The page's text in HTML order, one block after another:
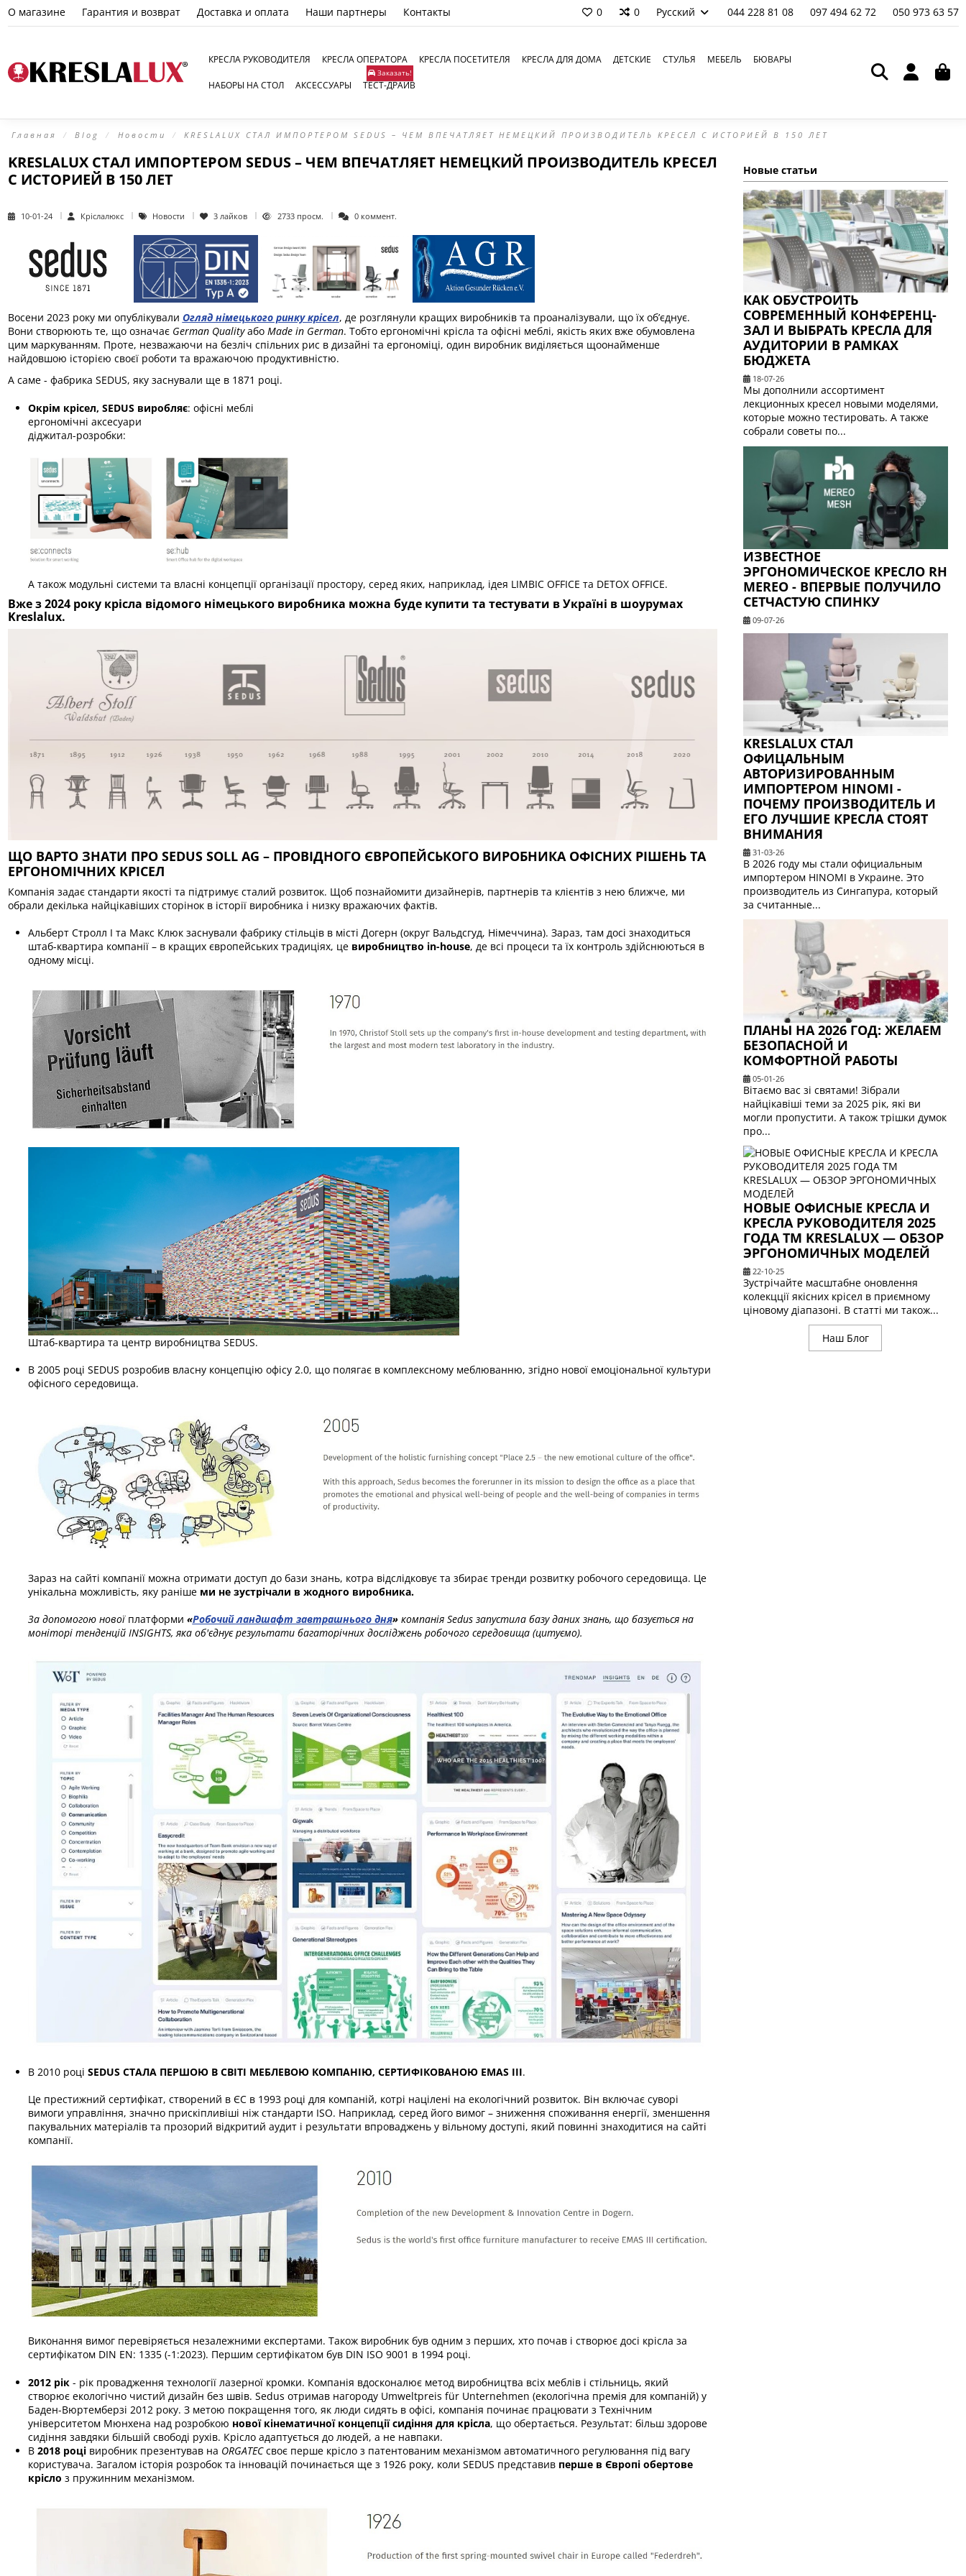
О магазине Гарантия и возврат Доставка и оплата Наши партнеры Контакты 0 0 Русский 044 228 81 08 097 494 62 72 050 973 63 57
КРЕСЛА РУКОВОДИТЕЛЯ КРЕСЛА ОПЕРАТОРА КРЕСЛА ПОСЕТИТЕЛЯ КРЕСЛА ДЛЯ ДОМА ДЕТСКИЕ СТУЛЬЯ МЕБЕЛЬ БЮВАРЫ
НАБОРЫ НА СТОЛ АКСЕССУАРЫ ТЕСТ-ДРАЙВ
Заказать!
Главная Blog Новости KRESLALUX СТАЛ ИМПОРТЕРОМ SEDUS – ЧЕМ ВПЕЧАТЛЯЕТ НЕМЕЦКИЙ ПРОИЗВОДИТЕЛЬ КРЕСЕЛ С ИСТОРИЕЙ В 150 ЛЕТ
KRESLALUX СТАЛ ИМПОРТЕРОМ SEDUS – ЧЕМ ВПЕЧАТЛЯЕТ НЕМЕЦКИЙ ПРОИЗВОДИТЕЛЬ КРЕСЕЛ
С ИСТОРИЕЙ В 150 ЛЕТ
10-01-24 Кріслалюкс Новости 3 лайков 2733 просм. 0 коммент.
Восени 2023 року ми опублікували Огляд німецького ринку крісел, де розглянули кращих виробників та проаналізували, що їх об’єднує.
Вони створюють те, що означає German Qualityабо Made in German. Тобто ергономічні крісла та офісні меблі, якість яких вже обумовлена
цим маркуванням. Проте, незважаючи на безліч спільних рис в дизайні та ергономіці, один виробник виділяється щоонайменше
найдовшою історією своєї роботи та вражаючою продуктивністю.
А саме - фабрика SEDUS, яку заснували ще в 1871 році.
Окрім крісел, SEDUS виробляє: офісні меблі
ергономічні аксесуари
діджитал-розробки:
А також модульні системи та власні концепції організації простору, серед яких, наприклад, ідея LIMBIC OFFICE та DETOX OFFICE.
Вже з 2024 року крісла відомого німецького виробника можна буде купити та тестувати в Україні в шоурумах
Kreslalux.
ЩО ВАРТО ЗНАТИ ПРО SEDUS SOLL AG – ПРОВІДНОГО ЄВРОПЕЙСЬКОГО ВИРОБНИКА ОФІСНИХ РІШЕНЬ ТА
ЕРГОНОМІЧНИХ КРІСЕЛ
Компанія задає стандарти якості та підтримує сталий розвиток. Щоб познайомити дизайнерів, партнерів та клієнтів з нею ближче, ми
обрали декілька найцікавіших сторінок в історії виробника і низку вражаючих фактів.
Альберт Стролл І та Макс Клюк заснували фабрику стільців в місті Догерн (округ Вальдсгуд, Німеччина). Зараз, там досі знаходиться
штаб-квартира компанії – в кращих європейських традиціях, це виробництво in-house, де всі процеси та їх контроль здійснюються в
одному місці.
Штаб-квартира та центр виробництва SEDUS.
В 2005 році SEDUS розробив власну концепцію офісу 2.0, що полягає в комплексному меблюванню, згідно нової емоціональної культури
офісного середовища.
Зараз на сайті компанії можна отримати доступ до бази знань, котра відслідковує та збирає тренди розвитку робочого середовища. Це
унікальна можливість, яку раніше ми не зустрічали в жодного виробника.
За допомогою нової платформи «Робочий ландшафт завтрашнього дня»компанія Sedus запустила базу даних знань, що базується на
моніторі тенденцій INSIGHTS, яка об'єднує результати багаторічних досліджень робочого середовища (цитуємо).
В 2010 році SEDUS СТАЛА ПЕРШОЮ В СВІТІ МЕБЛЕВОЮ КОМПАНІЮ, СЕРТИФІКОВАНОЮ EMAS III.
Це престижний сертифікат, створений в ЄС в 1993 році для компаній, котрі націлені на екологічний розвиток. Він включає суворі
вимоги управління, значно прискіпливіші ніж стандарти ISO. Наприклад, серед його вимог – зниження споживання енергії, зменшення
пакувальних матеріалів та прозорий відкритий аудит і результати впроваджень у вільному доступі, який повинні знаходитися на сайті
компанії.
Виконання вимог перевіряється незалежними експертами. Також виробник був одним з перших, хто почав і створює досі крісла за
сертифікатом DIN EN: 1335 (-1:2023). Першим сертифікатом був DIN ISO 9001 в 1994 році.
2012 рік- рік провадження технології лазерної кромки. Компанія вдосконалює метод виробництва всіх меблів і стільниць, який
створює екологічно чистий дизайн без швів. Sedus отримав нагороду Umweltpreis für Unternehmen (екологічна премія для компаній) у
Баден-Вюртемберзі 2012 року. З метою покращення того, як люди сидять в офісі, компанія починає працювати з Технічним
університетом Мюнхена над розробкою нової кінематичної концепції сидіння для крісла, що обертається. Результат: більш здорове
сидіння завдяки більшій свободі рухів. Крісло адаптується до людей, а не навпаки.
В 2018 роцівиробник презентував на ORGATECсвоє перше крісло з патентованим механізмом автоматичного регулювання під вагу
користувача. Загалом історія розробок та інновацій починається ще з 1926 року, коли SEDUS представив перше в Європі обертове
крісло з пружинним механізмом.
Новые статьи
КАК ОБУСТРОИТЬ
СОВРЕМЕННЫЙ КОНФЕРЕНЦ-
ЗАЛ И ВЫБРАТЬ КРЕСЛА ДЛЯ
АУДИТОРИИ В РАМКАХ
БЮДЖЕТА
18-07-26
Мы дополнили ассортимент
лекционных кресел новыми моделями,
которые можно тестировать. А также
собрали советы по...
ИЗВЕСТНОЕ
ЭРГОНОМИЧЕСКОЕ КРЕСЛО RH
MEREO - ВПЕРВЫЕ ПОЛУЧИЛО
СЕТЧАСТУЮ СПИНКУ
09-07-26
KRESLALUX СТАЛ
ОФИЦАЛЬНЫМ
АВТОРИЗИРОВАННЫМ
ИМПОРТЕРОМ HINOMI -
ПОЧЕМУ ПРОИЗВОДИТЕЛЬ И
ЕГО ЛУЧШИЕ КРЕСЛА СТОЯТ
ВНИМАНИЯ
31-03-26
В 2026 году мы стали официальным
импортером HINOMI в Украине. Это
производитель из Сингапура, который
за считанные...
ПЛАНЫ НА 2026 ГОД: ЖЕЛАЕМ
БЕЗОПАСНОЙ И
КОМФОРТНОЙ РАБОТЫ
05-01-26
Вітаємо вас зі святами! Зібрали
найцікавіші теми за 2025 рік, які ви
могли пропустити. А також трішки думок
про...
НОВЫЕ ОФИСНЫЕ КРЕСЛА И
КРЕСЛА РУКОВОДИТЕЛЯ 2025
ГОДА ТМ KRESLALUX — ОБЗОР
ЭРГОНОМИЧНЫХ МОДЕЛЕЙ
22-10-25
Зустрічайте масштабне оновлення
колекцції якісних крісел в приємному
ціновому діапазоні. В статті ми також...
Наш Блог